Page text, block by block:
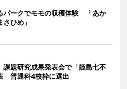
パークでモモの収穫体験 「あか
ひめ」
課題研究成果発表会で「姫島七不
普通科4校枠に選出